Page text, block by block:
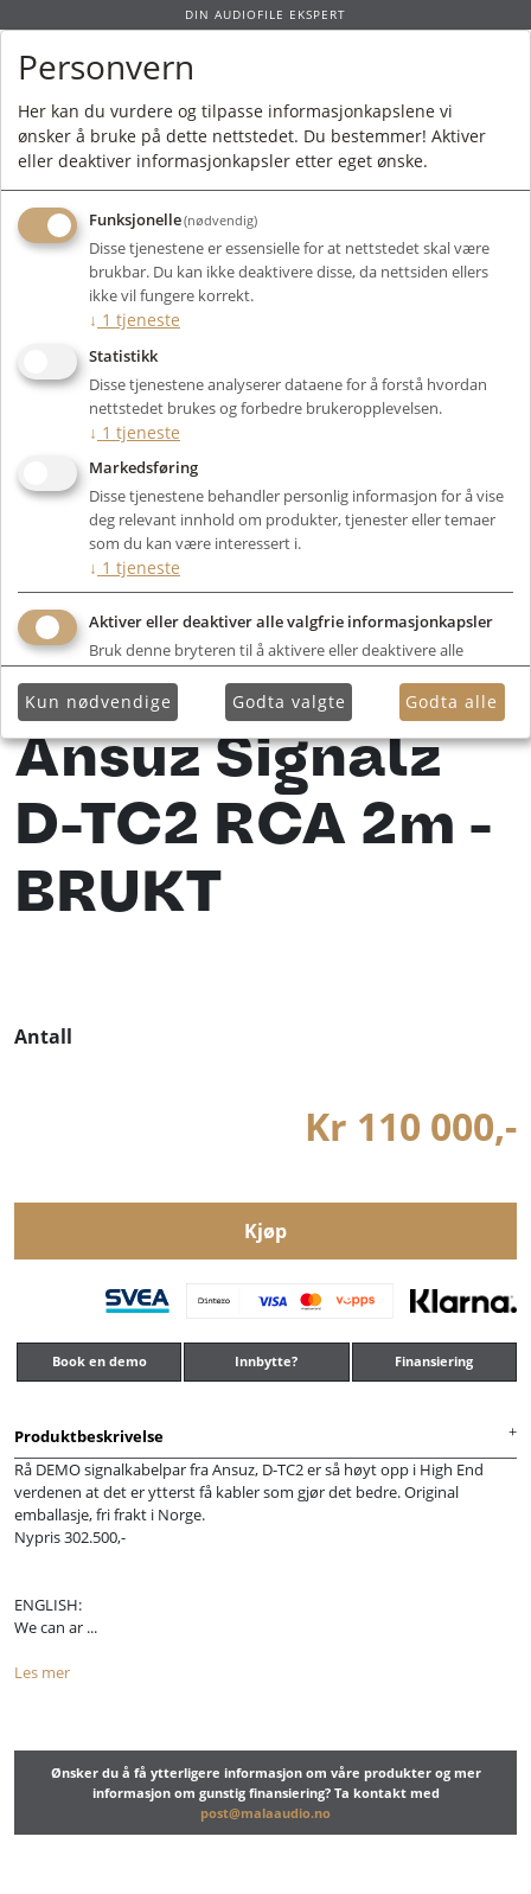
DIN AUDIOFILE EKSPERT
Forside / Bruktmarked Kabler og Strøm
/ Ansuz Signalz D-TC2 RCA 2m -
BRUKT
Ansuz Signalz
D-TC2 RCA 2m -
BRUKT
Antall
Kr 110 000,-
Kjøp
Book en demo Innbytte? Finansiering
Produktbeskrivelse
Rå DEMO signalkabelpar fra Ansuz, D-TC2 er så høyt opp i High End
verdenen at det er ytterst få kabler som gjør det bedre. Original
emballasje, fri frakt i Norge.
Nypris 302.500,-
ENGLISH:
We can ar ...
Les mer
Ønsker du å få ytterligere informasjon om våre produkter og mer
informasjon om gunstig finansiering? Ta kontakt med
post@malaaudio.no
Personvern
Her kan du vurdere og tilpasse informasjonkapslene vi
ønsker å bruke på dette nettstedet. Du bestemmer! Aktiver
eller deaktiver informasjonkapsler etter eget ønske.
Funksjonelle(nødvendig)
Disse tjenestene er essensielle for at nettstedet skal være
brukbar. Du kan ikke deaktivere disse, da nettsiden ellers
ikke vil fungere korrekt.
↓ 1 tjeneste
Statistikk
Disse tjenestene analyserer dataene for å forstå hvordan
nettstedet brukes og forbedre brukeropplevelsen.
↓ 1 tjeneste
Markedsføring
Disse tjenestene behandler personlig informasjon for å vise
deg relevant innhold om produkter, tjenester eller temaer
som du kan være interessert i.
↓ 1 tjeneste
Aktiver eller deaktiver alle valgfrie informasjonkapsler
Bruk denne bryteren til å aktivere eller deaktivere alle
Kun nødvendige Godta valgte Godta alle